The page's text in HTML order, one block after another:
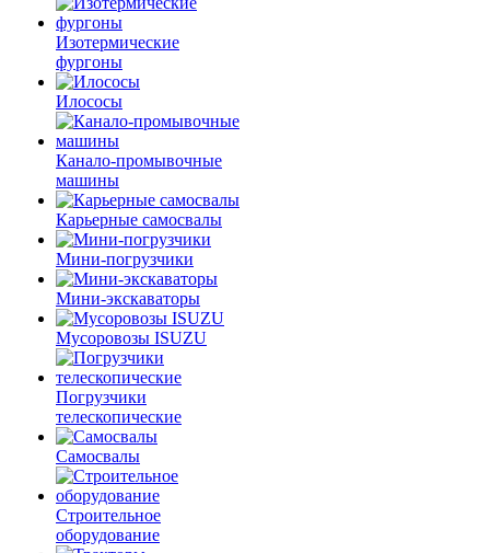
Изотермические
фургоны
Илососы
Канало-промывочные
машины
Карьерные самосвалы
Мини-погрузчики
Мини-экскаваторы
Мусоровозы ISUZU
Погрузчики
телескопические
Самосвалы
Строительное
оборудование